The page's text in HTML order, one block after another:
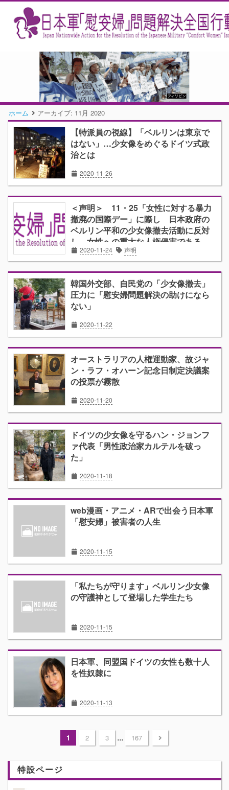
ホーム アーカイブ: 11月 2020
【特派員の視線】「ベルリンは東京で
はない」…少女像をめぐるドイツ式政
治とは
2020-11-26
＜声明＞ 11・25「女性に対する暴力
撤廃の国際デー」に際し 日本政府の
ベルリン平和の少女像撤去活動に反対
し 女性への重大な人権侵害である
「日本軍『慰安婦』」問題の解決を目
指す
2020-11-24 声明
韓国外交部、自民党の「少女像撤去」
圧力に「慰安婦問題解決の助けになら
ない」
2020-11-22
オーストラリアの人権運動家、故ジャ
ン・ラフ・オハーン記念日制定決議案
の投票が霧散
2020-11-20
ドイツの少女像を守るハン・ジョンフ
ァ代表「男性政治家カルテルを破っ
た」
2020-11-18
web漫画・アニメ・ARで出会う日本軍
「慰安婦」被害者の人生
2020-11-15
「私たちが守ります」ベルリン少女像
の守護神として登場した学生たち
2020-11-15
日本軍、同盟国ドイツの女性も数十人
を性奴隷に
2020-11-13
1 2 3 ... 167
特設ページ